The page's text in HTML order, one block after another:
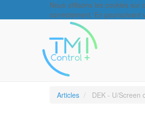
Nous utilisons les cookies sur
correctement. En poursuivant
Articles DEK - U/Screen